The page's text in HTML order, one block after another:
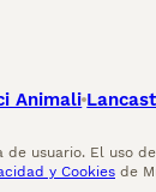
Animali
usuario. El uso
y Cookies de